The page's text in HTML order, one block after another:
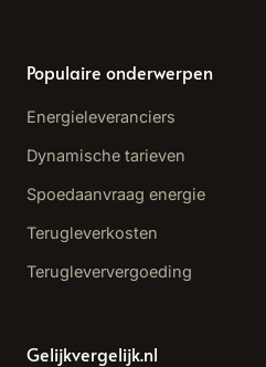
Populaire onderwerpen
Energieleveranciers
Dynamische tarieven
Spoedaanvraag energie
Terugleverkosten
Terugleververgoeding
Gelijkvergelijk.nl